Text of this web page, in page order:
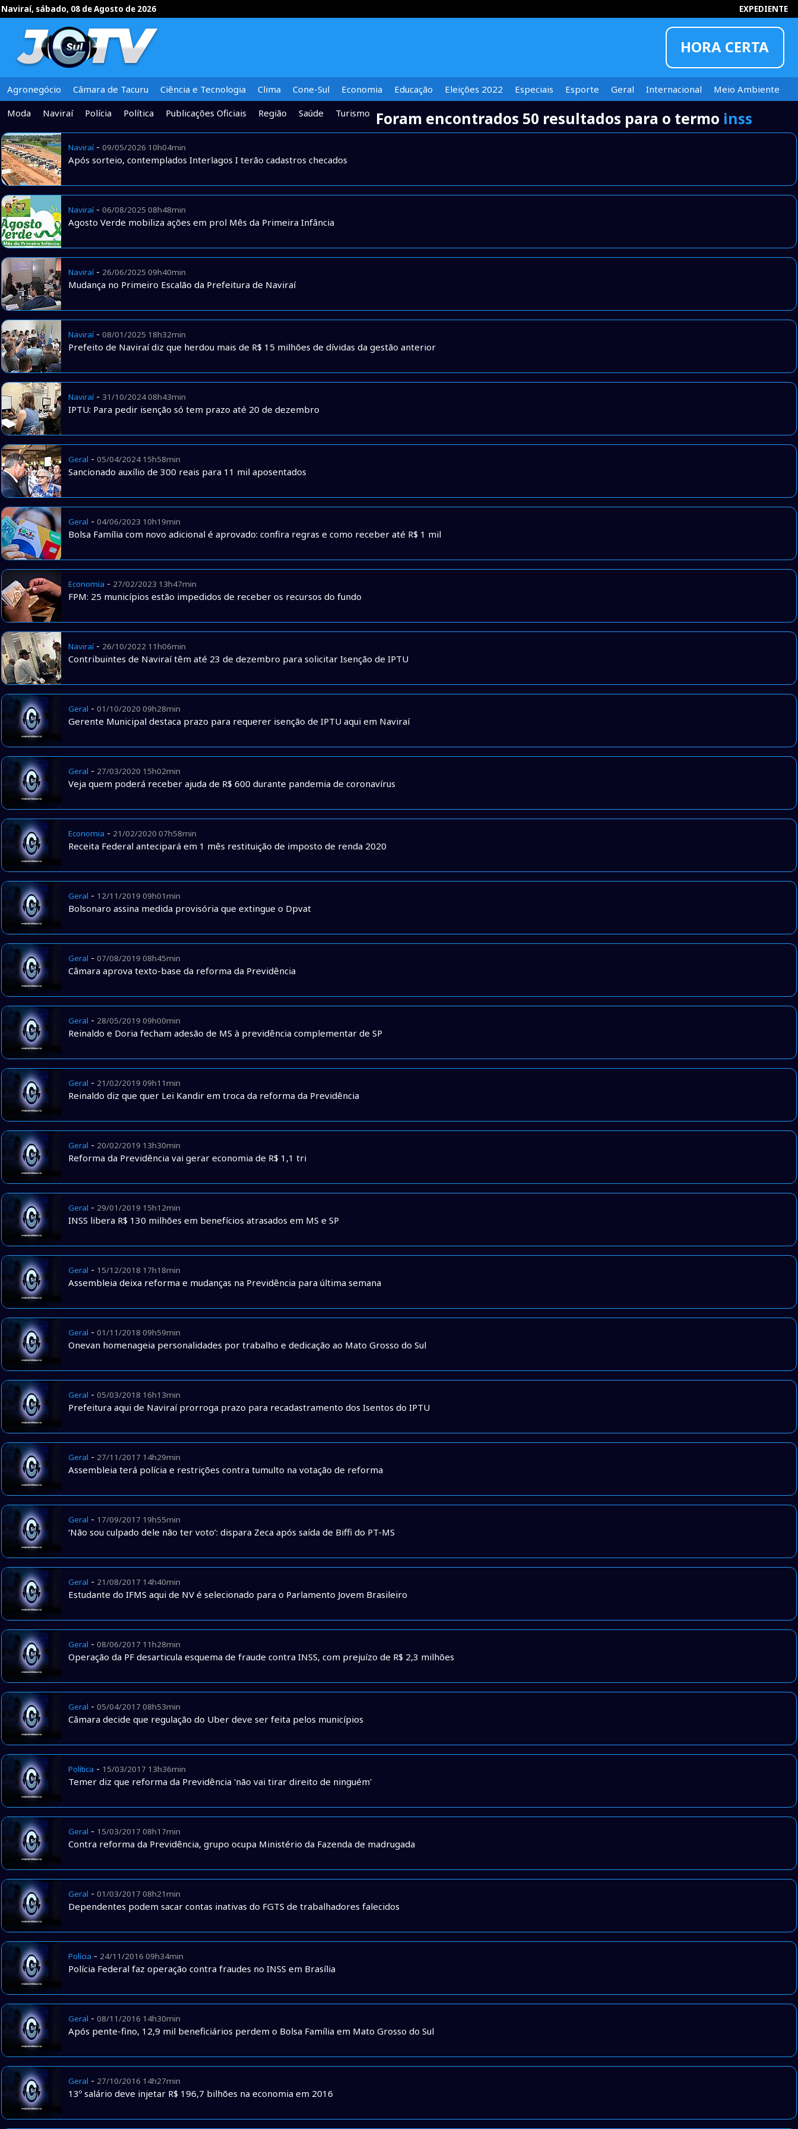
Naviraí, sábado, 08 de Agosto de 2026 EXPEDIENTE
HORA CERTA
INFORMOU
Agronegócio Câmara de Tacuru Ciência e Tecnologia Clima Cone-Sul Economia Educação Eleições 2022 Especiais Esporte Geral Internacional
Meio Ambiente
Moda
Naviraí Polícia Política Publicações Oficiais Região Saúde Turismo Foram encontrados 50 resultados para o termo inss
Naviraí- 09/05/2026 10h04min
Após sorteio, contemplados Interlagos I terão cadastros checados
Naviraí- 06/08/2025 08h48min
Agosto Verde mobiliza ações em prol Mês da Primeira Infância
Naviraí- 26/06/2025 09h40min
Mudança no Primeiro Escalão da Prefeitura de Naviraí
Naviraí- 08/01/2025 18h32min
Prefeito de Naviraí diz que herdou mais de R$ 15 milhões de dívidas da gestão anterior
Naviraí- 31/10/2024 08h43min
IPTU: Para pedir isenção só tem prazo até 20 de dezembro
Geral - 05/04/2024 15h58min
Sancionado auxílio de 300 reais para 11 mil aposentados
Geral - 04/06/2023 10h19min
Bolsa Família com novo adicional é aprovado: confira regras e como receber até R$ 1 mil
Economia - 27/02/2023 13h47min
FPM: 25 municípios estão impedidos de receber os recursos do fundo
Naviraí- 26/10/2022 11h06min
Contribuintes de Naviraí têm até 23 de dezembro para solicitar Isenção de IPTU
Geral - 01/10/2020 09h28min
Gerente Municipal destaca prazo para requerer isenção de IPTU aqui em Naviraí
Geral - 27/03/2020 15h02min
Veja quem poderá receber ajuda de R$ 600 durante pandemia de coronavírus
Economia - 21/02/2020 07h58min
Receita Federal antecipará em 1 mês restituição de imposto de renda 2020
Geral - 12/11/2019 09h01min
Bolsonaro assina medida provisória que extingue o Dpvat
Geral - 07/08/2019 08h45min
Câmara aprova texto-base da reforma da Previdência
Geral - 28/05/2019 09h00min
Reinaldo e Doria fecham adesão de MS à previdência complementar de SP
Geral - 21/02/2019 09h11min
Reinaldo diz que quer Lei Kandir em troca da reforma da Previdência
Geral - 20/02/2019 13h30min
Reforma da Previdência vai gerar economia de R$ 1,1 tri
Geral - 29/01/2019 15h12min
INSS libera R$ 130 milhões em benefícios atrasados em MS e SP
Geral - 15/12/2018 17h18min
Assembleia deixa reforma e mudanças na Previdência para última semana
Geral - 01/11/2018 09h59min
Onevan homenageia personalidades por trabalho e dedicação ao Mato Grosso do Sul
Geral - 05/03/2018 16h13min
Prefeitura aqui de Naviraí prorroga prazo para recadastramento dos Isentos do IPTU
Geral - 27/11/2017 14h29min
Assembleia terá polícia e restrições contra tumulto na votação de reforma
Geral - 17/09/2017 19h55min
‘Não sou culpado dele não ter voto’: dispara Zeca após saída de Biffi do PT-MS
Geral - 21/08/2017 14h40min
Estudante do IFMS aqui de NV é selecionado para o Parlamento Jovem Brasileiro
Geral - 08/06/2017 11h28min
Operação da PF desarticula esquema de fraude contra INSS, com prejuízo de R$ 2,3 milhões
Geral - 05/04/2017 08h53min
Câmara decide que regulação do Uber deve ser feita pelos municípios
Política - 15/03/2017 13h36min
Temer diz que reforma da Previdência 'não vai tirar direito de ninguém'
Geral - 15/03/2017 08h17min
Contra reforma da Previdência, grupo ocupa Ministério da Fazenda de madrugada
Geral - 01/03/2017 08h21min
Dependentes podem sacar contas inativas do FGTS de trabalhadores falecidos
Polícia - 24/11/2016 09h34min
Polícia Federal faz operação contra fraudes no INSS em Brasília
Geral - 08/11/2016 14h30min
Após pente-fino, 12,9 mil beneficiários perdem o Bolsa Família em Mato Grosso do Sul
Geral - 27/10/2016 14h27min
13º salário deve injetar R$ 196,7 bilhões na economia em 2016